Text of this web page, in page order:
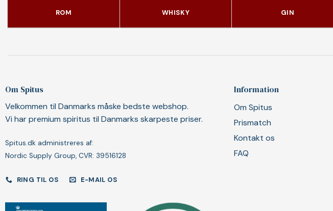
ROM WHISKY GIN
Om Spitus
Velkommen til Danmarks måske bedste webshop.
Vi har premium spiritus til Danmarks skarpeste priser.
Spitus.dk administreres af:
Nordic Supply Group, CVR: 39516128
RING TIL OS E-MAIL OS
Information
Om Spitus
Prismatch
Kontakt os
FAQ